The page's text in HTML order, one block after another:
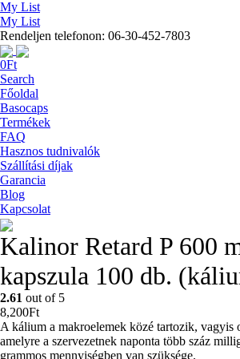
My List
My List
Rendeljen telefonon: 06-30-452-7803
0Ft
Search
Főoldal
Basocaps
Termékek
FAQ
Hasznos tudnivalók
Szállítási díjak
Garancia
Blog
Kapcsolat
Kalinor Retard P 600
kapszula 100 db.
2.61 out of 5
8,200Ft
A kálium a makroelemek közé tartozik, vagyis
amelyre a szervezetnek naponta több száz
grammos mennyiségben van szüksége.